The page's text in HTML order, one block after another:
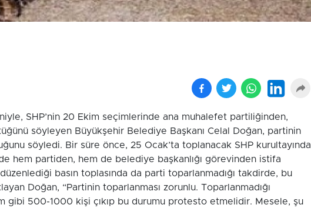
SHP’nin 20 Ekim seçimlerinde ana muhalefet partiliğinden,
söyleyen Büyükşehir Belediye Başkanı Celal Doğan, partinin
söyledi. Bir süre önce, 25 Ocak’ta toplanacak SHP kurultayında
hem partiden, hem de belediye başkanlığı görevinden istifa
basın toplasında da parti toparlanmadığı takdirde, bu
Doğan, “Partinin toparlanması zorunlu. Toparlanmadığı
gibi 500-1000 kişi çıkıp bu durumu protesto etmelidir. Mesele, şu